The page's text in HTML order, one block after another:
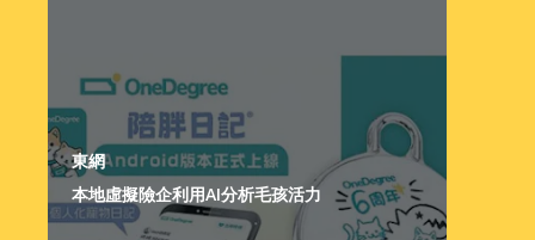
東網
本地虛擬險企利用AI分析毛孩活力